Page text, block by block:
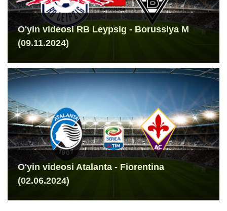
O'yin videosi RB Leypsig - Borussiya M
(09.11.2024)
O'yin videosi Atalanta - Fiorentina
(02.06.2024)